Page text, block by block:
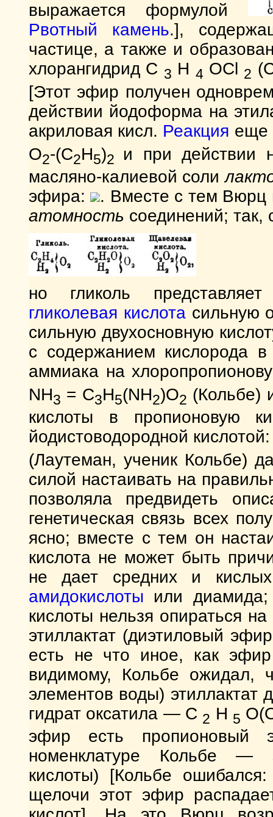
выражается формулой
Рвотный камень.],
частице, а также и
хлорангидрид С 3 Н 4 ОСl 2
[Этот эфир получен
действии йодоформа на
акриловая кисл. Реакция еще
O2-(C2H5)2 и при действии
масляно-калиевой соли
эфира: . Вместе с тем Вюрц
атомность соединений;
но гликоль
гликолевая кислотасильную
сильную двухосновную
с содержанием кислорода
аммиака на
NH3 = C3H5(NH2)O2 (Кольбе)
кислоты в пропионовую
йодистоводородной
(Лаутеман, ученик Кольбе)
силой настаивать на
позволяла предвидеть
генетическая связь всех
ясно; вместе с тем он
кислота не может быть
не дает средних и
амидокислоты или диамида;
кислоты нельзя опираться
этиллактат (диэтиловый
есть не что иное, как эфир
видимому, Кольбе ожидал,
элементов воды) этиллактат
гидрат оксатила — С 2 Н 5
эфир есть пропионовый
номенклатуре Кольбе —
кислоты) [Кольбе
щелочи этот эфир